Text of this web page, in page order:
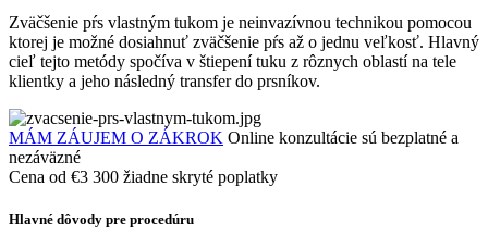
Zväčšenie pŕs vlastným tukom je neinvazívnou technikou pomocou
ktorej je možné dosiahnuť zväčšenie pŕs až o jednu veľkosť. Hlavný
cieľ tejto metódy spočíva v štiepení tuku z rôznych oblastí na tele
klientky a jeho následný transfer do prsníkov.
MÁM ZÁUJEM O ZÁKROK Online konzultácie sú bezplatné a
nezáväzné
Cena od €3 300 žiadne skryté poplatky
Hlavné dôvody pre procedúru